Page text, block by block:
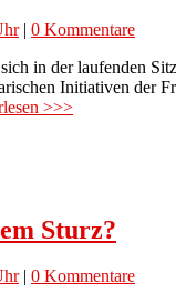
| 0 Kommentare
in der laufenden
Initiativen der
>>>
Sturz?
| 0 Kommentare